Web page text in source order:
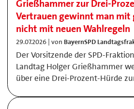
Grießhammer zur Drei-
Vertrauen gewinnt man mit
nicht mit neuen Wahlregeln
29.07.2026 | von BayernSPD
Der Vorsitzende der SPD-
Landtag Holger Grießhammer
über eine Drei-Prozent-Hürde